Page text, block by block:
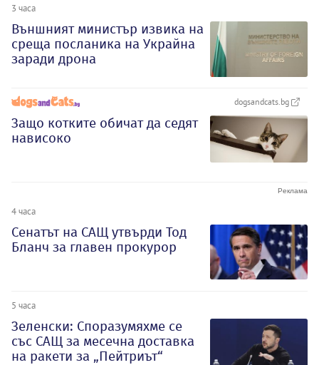
3 часа
Външният министър извика на
среща посланика на Украйна
заради дрона
dogsandcats.bg
Защо котките обичат да седят
нависоко
4 часа
Сенатът на САЩ утвърди Тод
Бланч за главен прокурор
5 часа
Зеленски: Споразумяхме се
със САЩ за месечна доставка
на ракети за „Пейтриът“